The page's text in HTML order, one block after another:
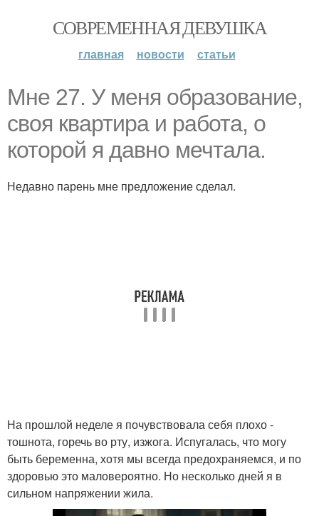
СОВРЕМЕННАЯ ДЕВУШКА
главная новости статьи
Мне 27. У меня образование,
своя квартира и работа, о
которой я давно мечтала.
Недавно парень мне предложение сделал.
На прошлой неделе я почувствовала себя плохо -
тошнота, горечь во рту, изжога. Испугалась, что могу
быть беременна, хотя мы всегда предохраняемся, и по
здоровью это маловероятно. Но несколько дней я в
сильном напряжении жила.